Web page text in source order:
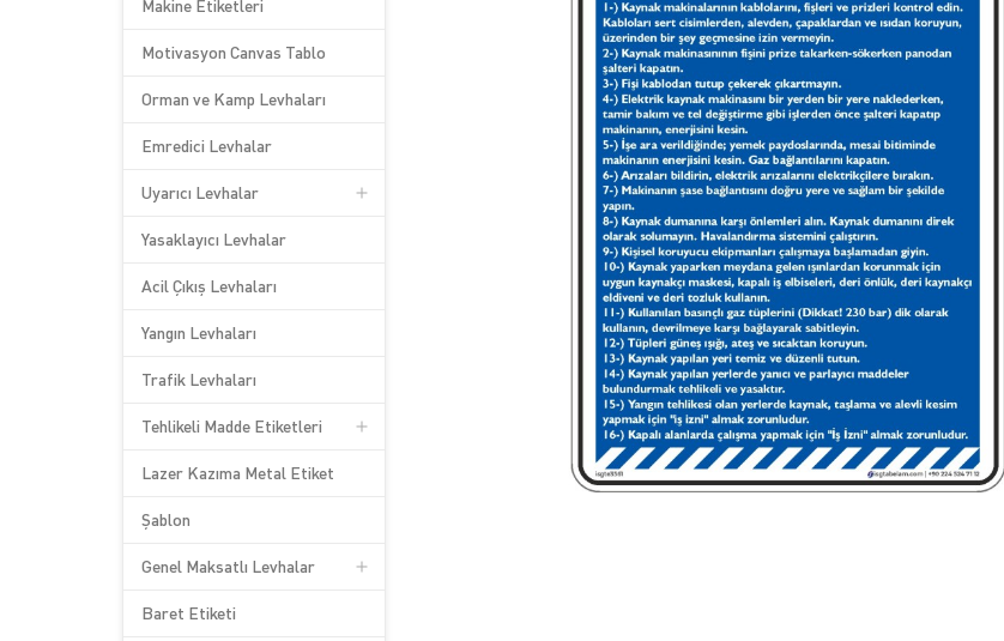
Makine Etiketleri
Motivasyon Canvas Tablo
Orman ve Kamp Levhaları
Emredici Levhalar
Uyarıcı Levhalar
Yasaklayıcı Levhalar
Acil Çıkış Levhaları
Yangın Levhaları
Trafik Levhaları
Tehlikeli Madde Etiketleri
Lazer Kazıma Metal Etiket
Şablon
Genel Maksatlı Levhalar
Baret Etiketi